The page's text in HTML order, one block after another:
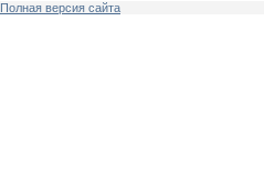
Полная версия сайта